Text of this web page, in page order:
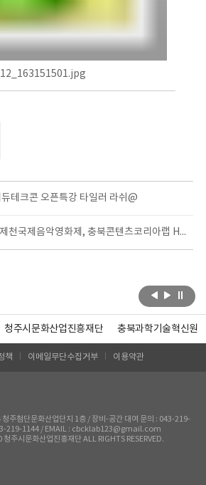
테크콘 오픈특강 타일러 라쉬@
제15회 제천국제음악영화제, 충북콘텐츠코리아랩 HOT BOOTH
청주시문화산업진흥재단 충북과학기술혁신원
책 이메일무단수집거부 이용약관
청주첨단문화산업단지 1층 / 장비-공간 대여 문의 : 043-219-
219-1144 / EMAIL : cbcklab123@gmail.com
주시문화산업진흥재단 ALL RIGHTS RESERVED.